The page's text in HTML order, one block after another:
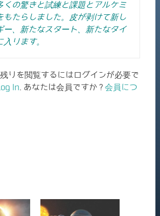
くの驚きと試練と課題とアルケミ
もたらしました。皮が剥けて新し
ー、新たなスタート、新たなタイ
入ります。
りを閲覧するにはログインが必要で
In . あなたは会員ですか ? 会員につ